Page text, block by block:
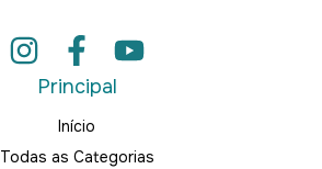
Principal
Início
Todas as Categorias